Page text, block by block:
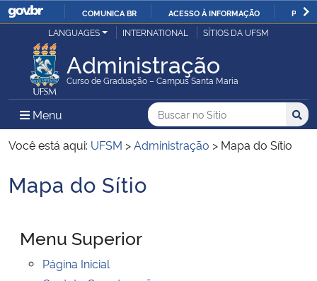
IR
O
COMUNICA BR ACESSO À INFORMAÇÃO
Ministério da Justiça e Segurança Pública
Ministério da Defesa
Ministério das Relações Exteriores
Ministério da Economia
LANGUAGES INTERNATIONAL SÍTIOS DA UFSM
Administração
Curso de Graduação – Campus Santa Maria
Menu Menu Principal do Sítio
Busca
Buscar no no Sítio
Busca:
Você está aqui: UFSM >Administração > Mapa do Sítio
Início do conteúdo
Mapa do Sítio
Menu Superior
Página Inicial